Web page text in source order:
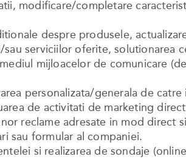
modificare/completare
despre produsele,
serviciilor oferite, solutionarea
mijloacelor de comunicare
personalizata/generala de catre
de activitati de marketing
reclame adresate in mod direct
sau formular al companiei.
si realizarea de sondaje